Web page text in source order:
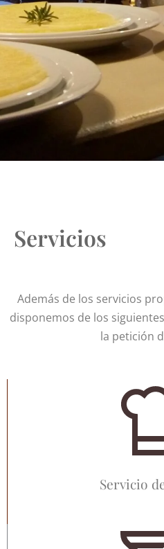
Servicios
Además de los servicios
disponemos de los
la petición
Servicio